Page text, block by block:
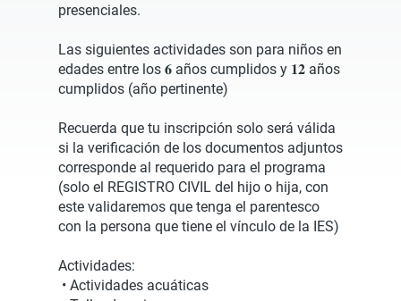
presenciales.
Las siguientes actividades son para niños en
edades entre los 𝟔 años cumplidos y 𝟏𝟐 años
cumplidos (año pertinente)
Recuerda que tu inscripción solo será válida
si la verificación de los documentos adjuntos
corresponde al requerido para el programa
(solo el REGISTRO CIVIL del hijo o hija, con
este validaremos que tenga el parentesco
con la persona que tiene el vínculo de la IES)
Actividades:
• Actividades acuáticas